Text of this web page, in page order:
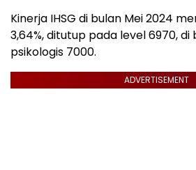
Kinerja IHSG di bulan Mei 2024
3,64%, ditutup pada level 6970,
psikologis 7000.
ADVERTISEMENT